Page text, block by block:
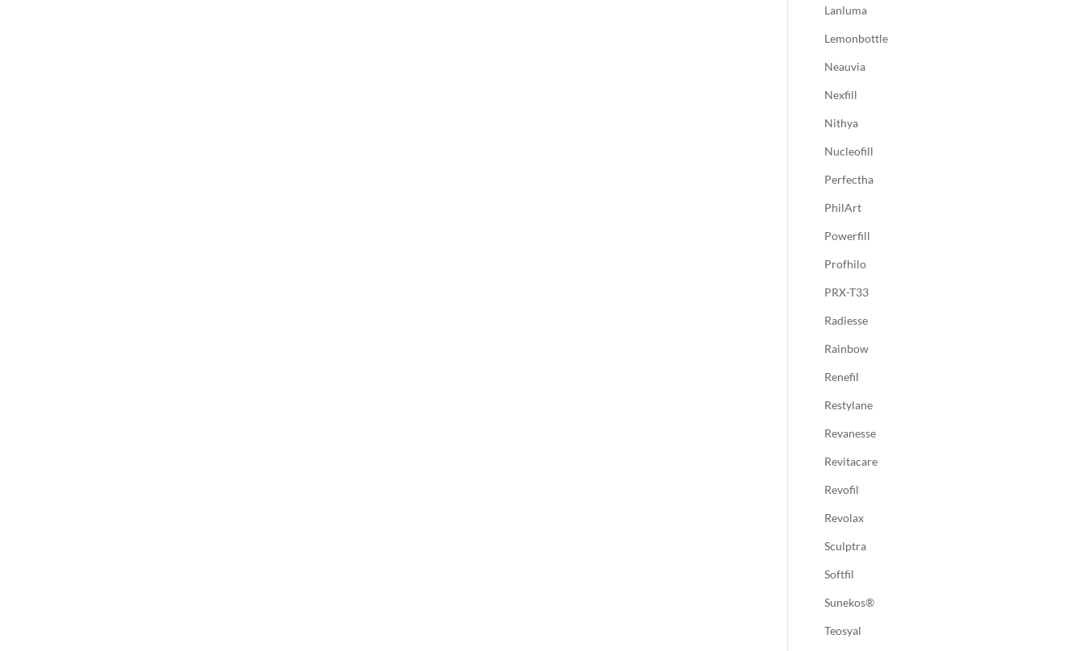
Lanluma
Lemonbottle
Neauvia
Nexfill
Nithya
Nucleofill
Perfectha
PhilArt
Powerfill
Profhilo
PRX-T33
Radiesse
Rainbow
Renefil
Restylane
Revanesse
Revitacare
Revofil
Revolax
Sculptra
Softfil
Sunekos®
Teosyal